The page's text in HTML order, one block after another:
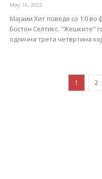
May 18, 2022
Мајами Хит поведе со 1:0 во
Бостон Селтикс. "Жешките"
одлична трета четвртина
1 2